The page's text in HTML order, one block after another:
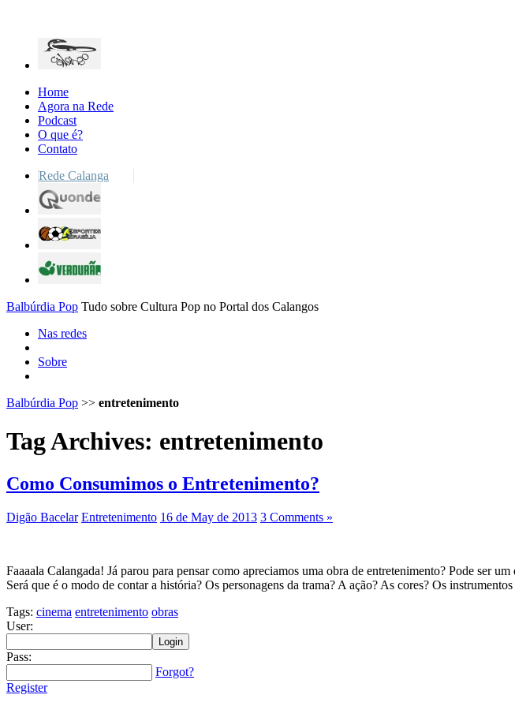
Home
Agora na Rede
Podcast
O que é?
Contato
Rede Calanga
Balbúrdia Pop Tudo sobre Cultura Pop no Portal dos Calangos
Nas redes
Sobre
Balbúrdia Pop >> entretenimento
Tag Archives: entretenimento
Como Consumimos o Entretenimento?
Digão Bacelar Entretenimento 16 de May de 2013 3 Comments »
Faaaala Calangada! Já parou para pensar como apreciamos uma obra de entretenimento? Pode
Será que é o modo de contar a história? Os personagens da trama? A ação? As cores? Os
Tags: cinema entretenimento obras
User:
Pass:
Forgot?
Register